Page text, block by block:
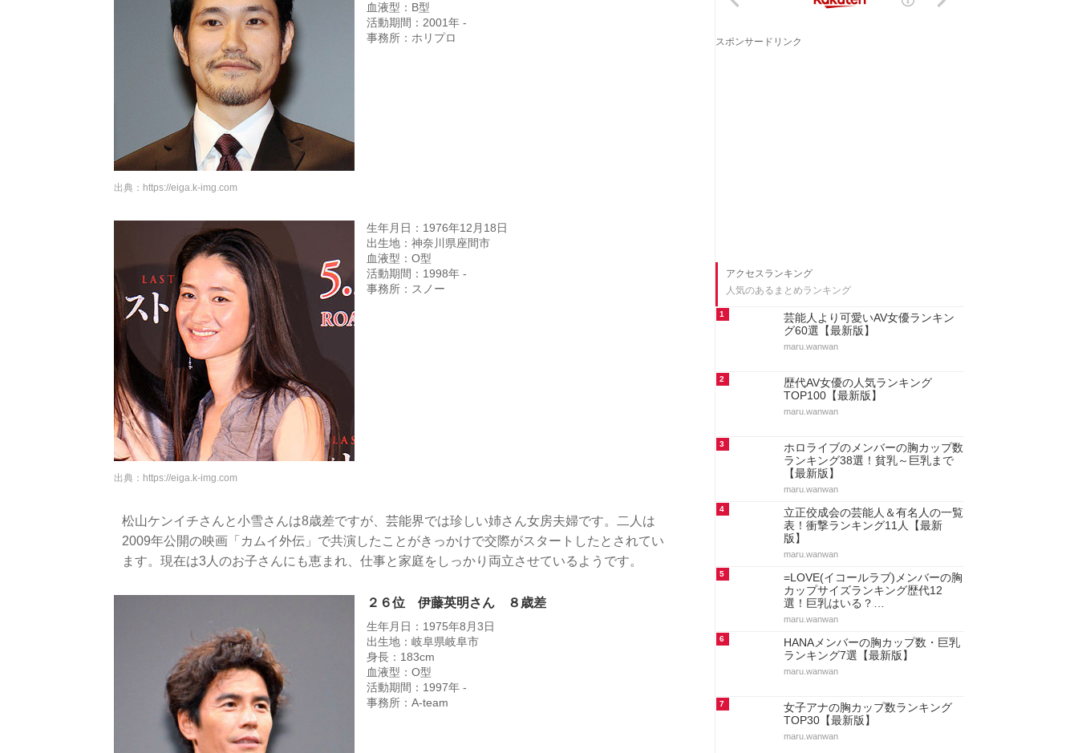
血液型：B型
活動期間：2001年 -
事務所：ホリプロ
出典： https://eiga.k-img.com
生年月日：1976年12月18日
出生地：神奈川県座間市
血液型：O型
活動期間：1998年 -
事務所：スノー
出典： https://eiga.k-img.com
松山ケンイチさんと小雪さんは8歳差ですが、芸能界では珍しい姉さん女房夫婦です。二人は
2009年公開の映画「カムイ外伝」で共演したことがきっかけで交際がスタートしたとされてい
ます。現在は3人のお子さんにも恵まれ、仕事と家庭をしっかり両立させているようです。
２６位 伊藤英明さん ８歳差
生年月日：1975年8月3日
出生地：岐阜県岐阜市
身長：183cm
血液型：O型
活動期間：1997年 -
事務所：A-team
スポンサードリンク
アクセスランキング
人気のあるまとめランキング
1
芸能人より可愛いAV女優ランキン
グ60選【最新版】
maru.wanwan
2
歴代AV女優の人気ランキング
TOP100【最新版】
maru.wanwan
3
ホロライブのメンバーの胸カップ数
ランキング38選！貧乳～巨乳まで
【最新版】
maru.wanwan
4
立正佼成会の芸能人＆有名人の一覧
表！衝撃ランキング11人【最新
版】
maru.wanwan
5
=LOVE(イコールラブ)メンバーの胸
カップサイズランキング歴代12
選！巨乳はいる？…
maru.wanwan
6
HANAメンバーの胸カップ数・巨乳
ランキング7選【最新版】
maru.wanwan
7
女子アナの胸カップ数ランキング
TOP30【最新版】
maru.wanwan